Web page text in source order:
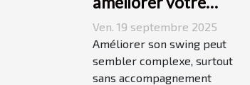
swing avec des
leçons en ligne
Ven. 19 septembre 2025
Améliorer son swing peut
sembler complexe, surtout
sans accompagnement